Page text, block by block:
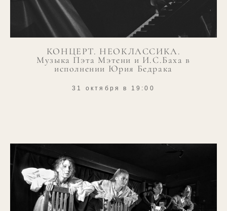
КОНЦЕРТ. НЕОКЛАССИКА.
Музыка Пэта Мэтени и И.С.Баха в
исполнении Юрия Бедрака
31 октября в 19:00